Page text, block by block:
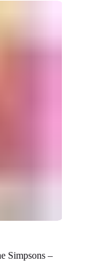
Simpsons –